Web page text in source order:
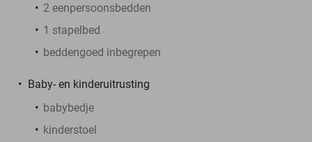
2 eenpersoonsbedden
1 stapelbed
beddengoed inbegrepen
Baby- en kinderuitrusting
babybedje
kinderstoel